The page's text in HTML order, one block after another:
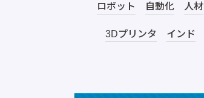
ロボット 自動化 人材
3Dプリンタ インド